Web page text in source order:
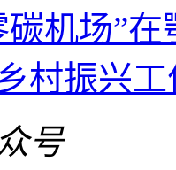
碳机场”
村振兴
号